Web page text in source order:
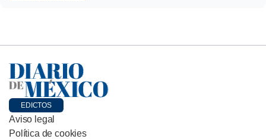
EDICTOS
Aviso legal
Política de cookies